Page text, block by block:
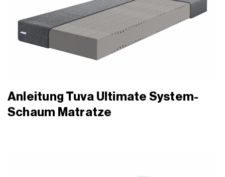
Anleitung Tuva Ultimate System-
Schaum Matratze